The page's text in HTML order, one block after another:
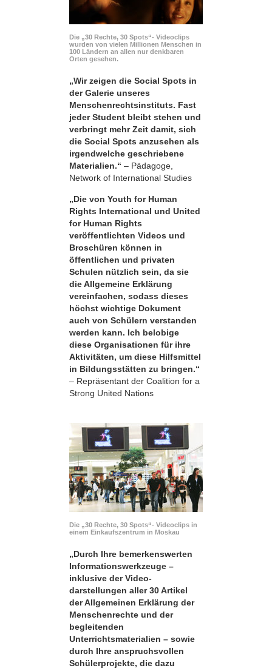
Die „30 Rechte, 30 Spots“- Videoclips
wurden von vielen Millionen Menschen in
100 Ländern an allen nur denkbaren
Orten gesehen.
„Wir zeigen die Social Spots in
der Galerie unseres
Menschenrechtsinstituts. Fast
jeder Student bleibt stehen und
verbringt mehr Zeit damit, sich
die Social Spots anzusehen als
irgendwelche geschriebene
Materialien.“ – Pädagoge,
Network of International Studies
„Die von Youth for Human
Rights International und United
for Human Rights
veröffentlichten Videos und
Broschüren können in
öffentlichen und privaten
Schulen nützlich sein, da sie
die Allgemeine Erklärung
vereinfachen, sodass dieses
höchst wichtige Dokument
auch von Schülern verstanden
werden kann. Ich belobige
diese Organisationen für ihre
Aktivitäten, um diese Hilfsmittel
in Bildungsstätten zu bringen.“
– Repräsentant der Coalition for a
Strong United Nations
Die „30 Rechte, 30 Spots“- Videoclips in
einem Einkaufszentrum in Moskau
„Durch Ihre bemerkens­werten
Informationswerkzeuge –
inklusive der Video­
darstellungen aller 30 Artikel
der Allgemeinen Erklärung der
Menschenrechte und der
begleitenden
Unterrichtsmaterialien – sowie
durch Ihre anspruchsvollen
Schülerprojekte, die dazu